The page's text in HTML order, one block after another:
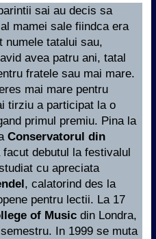
sai au decis sa
mamei sale fiindca era
numele tatalui sau,
avea patru ani, tatal
fratele sau mai mare.
mai mare pentru
tirziu a participat la o
primul premiu. Pina la
Conservatorul din
debutul la festivalul
cu apreciata
, calatorind des la
pentru lectii. La 17
of Musicdin Londra,
In 1999 se muta